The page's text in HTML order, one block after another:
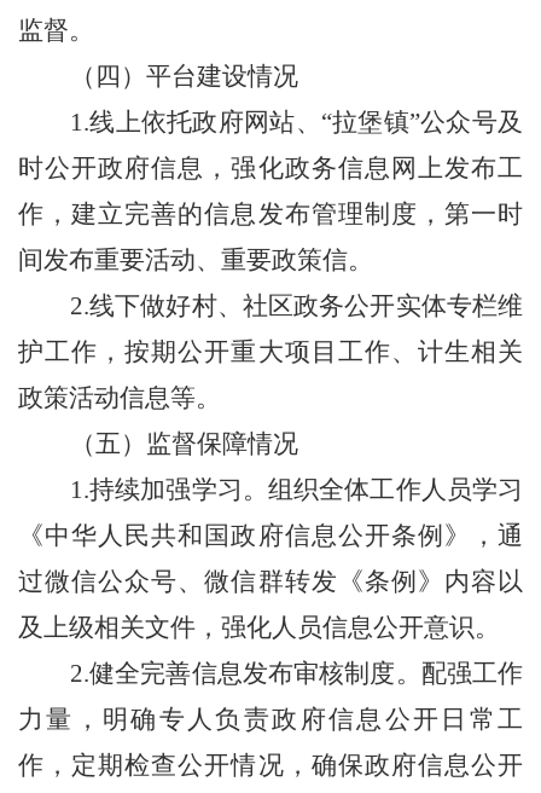
监督。
（四）平台建设情况
1.线上依托政府网站、 “拉堡镇”公众号及
时公开政府信息，强化政务信息网上发布工
作，建立完善的信息发布管理制度，第一时
间发布重要活动、重要政策信。
2.线下做好村、社区政务公开实体专栏维
护工作，按期公开重大项目工作、计生相关
政策活动信息等。
（五）监督保障情况
1.持续加强学习。组织全体工作人员学习
《中华人民共和国政府信息公开条例》，通
过微信公众号、微信群转发《条例》内容以
及上级相关文件，强化人员信息公开意识。
2.健全完善信息发布审核制度。配强工作
力量，明确专人负责政府信息公开日常工
作，定期检查公开情况，确保政府信息公开